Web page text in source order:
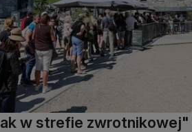
w strefie zwrotnikowej"